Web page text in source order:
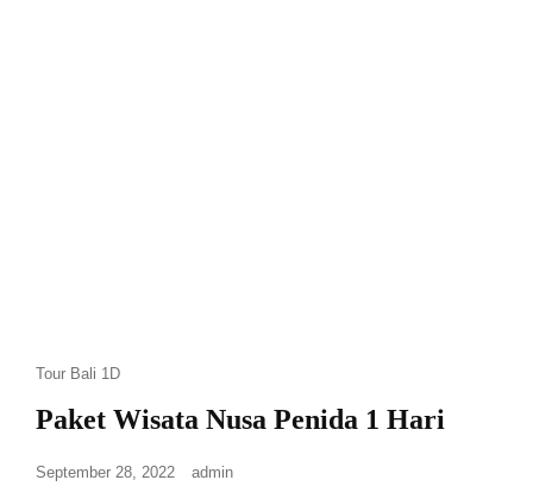
Tour Bali 1D
Paket Wisata Nusa Penida 1 Hari
September 28, 2022 admin